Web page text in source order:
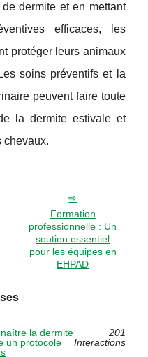
dermite et en mettant
efficaces, les
protéger leurs animaux
soins préventifs et la
peuvent faire toute
la dermite estivale et
chevaux.
Formation
professionnelle : Un
soutien essentiel
pour les équipes en
EHPAD
la dermite
un protocole
201
Interactions